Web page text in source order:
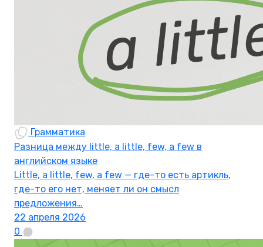
Грамматика
Разница между little, a little, few, a few в
английском языке
Little, a little, few, a few — где-то есть артикль,
где-то его нет, меняет ли он смысл
предложения…
22 апреля 2026
0